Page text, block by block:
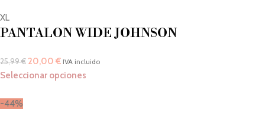
XL
PANTALON WIDE JOHNSON
25,99€ 20,00 € IVA incluido
Seleccionar opciones
-44%